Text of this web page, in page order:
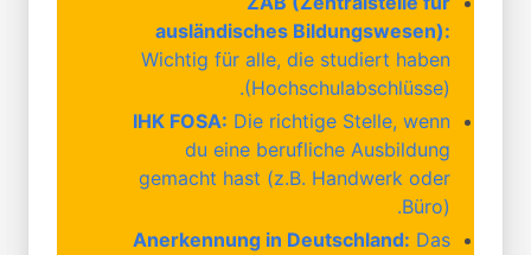
ausländisches Bildungswesen):
Wichtig für alle, die studiert haben
(Hochschulabschlüsse).
IHK FOSA: Die richtige Stelle, wenn
du eine berufliche Ausbildung
gemacht hast (z.B. Handwerk oder
Büro).
Anerkennung in Deutschland: Das